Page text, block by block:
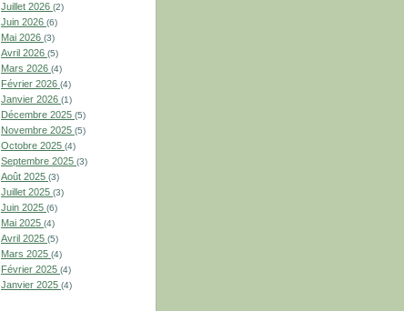
Juillet 2026 (2)
Juin 2026 (6)
Mai 2026 (3)
Avril 2026 (5)
Mars 2026 (4)
Février 2026 (4)
Janvier 2026 (1)
Décembre 2025 (5)
Novembre 2025 (5)
Octobre 2025 (4)
Septembre 2025 (3)
Août 2025 (3)
Juillet 2025 (3)
Juin 2025 (6)
Mai 2025 (4)
Avril 2025 (5)
Mars 2025 (4)
Février 2025 (4)
Janvier 2025 (4)